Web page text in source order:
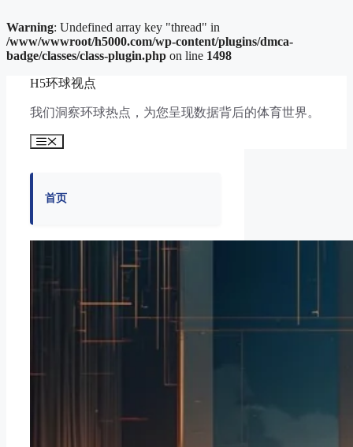
Warning: Undefined array key "thread" in
/www/wwwroot/h5000.com/wp-content/plugins/dmca-
badge/classes/class-plugin.php on line 1498
H5环球视点
我们洞察环球热点，为您呈现数据背后的体育世界。
菜
首页